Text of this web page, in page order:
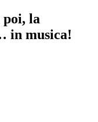
poi, la
in musica!